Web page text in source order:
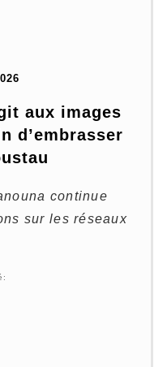
aux images
d’embrasser
continue
sur les réseaux